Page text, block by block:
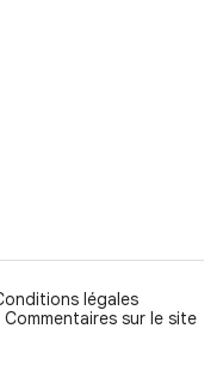
légales
Commentaires sur le site